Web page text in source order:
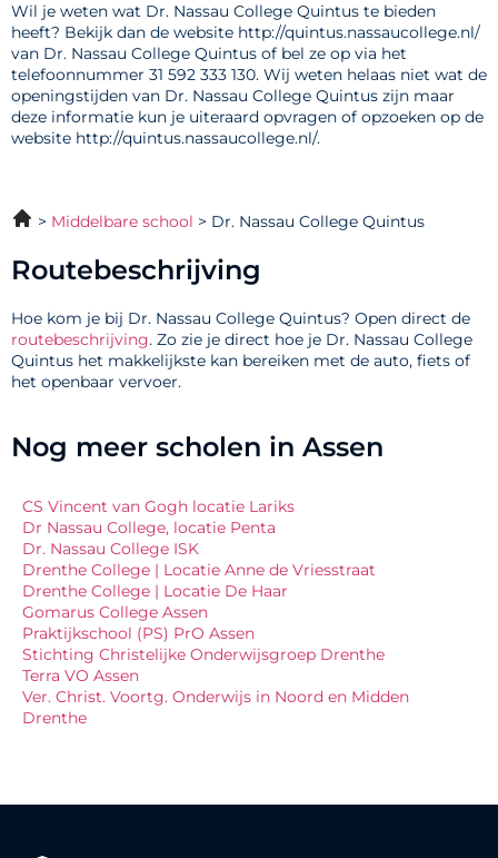
Wil je weten wat Dr. Nassau College Quintus te bieden
heeft? Bekijk dan de website http://quintus.nassaucollege.nl/
van Dr. Nassau College Quintus of bel ze op via het
telefoonnummer 31 592 333 130. Wij weten helaas niet wat de
openingstijden van Dr. Nassau College Quintus zijn maar
deze informatie kun je uiteraard opvragen of opzoeken op de
website http://quintus.nassaucollege.nl/.
Middelbare school Dr. Nassau College Quintus
Routebeschrijving
Hoe kom je bij Dr. Nassau College Quintus? Open direct de
routebeschrijving. Zo zie je direct hoe je Dr. Nassau College
Quintus het makkelijkste kan bereiken met de auto, fiets of
het openbaar vervoer.
Nog meer scholen in Assen
CS Vincent van Gogh locatie Lariks
Dr Nassau College, locatie Penta
Dr. Nassau College ISK
Drenthe College | Locatie Anne de Vriesstraat
Drenthe College | Locatie De Haar
Gomarus College Assen
Praktijkschool (PS) PrO Assen
Stichting Christelijke Onderwijsgroep Drenthe
Terra VO Assen
Ver. Christ. Voortg. Onderwijs in Noord en Midden
Drenthe